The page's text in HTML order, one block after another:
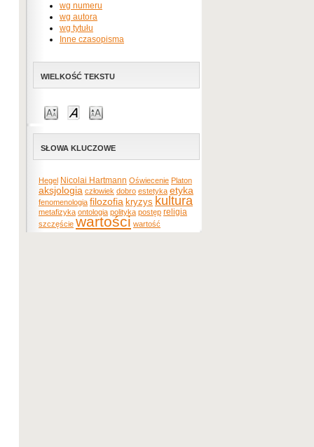
wg numeru
wg autora
wg tytułu
Inne czasopisma
WIELKOŚĆ TEKSTU
SŁOWA KLUCZOWE
Hegel Nicolai Hartmann Oświecenie Platon
aksjologia człowiek dobro estetyka etyka
fenomenologia filozofia kryzys kultura
metafizyka ontologia polityka postęp religia
szczęście wartości wartość